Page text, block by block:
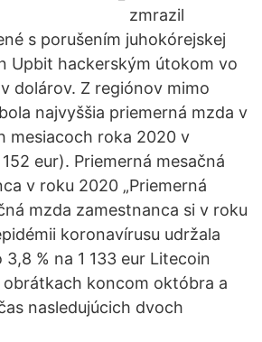
zmrazil
s porušením juhokórejskej
Upbit hackerským útokom vo
dolárov. Z regiónov mimo
najvyššia priemerná mzda v
mesiacoch roka 2020 v
eur). Priemerná mesačná
v roku 2020 „Priemerná
mzda zamestnanca si v roku
koronavírusu udržala
% na 1 133 eur Litecoin
obrátkach koncom októbra a
nasledujúcich dvoch